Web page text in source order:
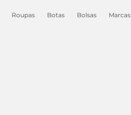
Roupas Botas Bolsas Marcas